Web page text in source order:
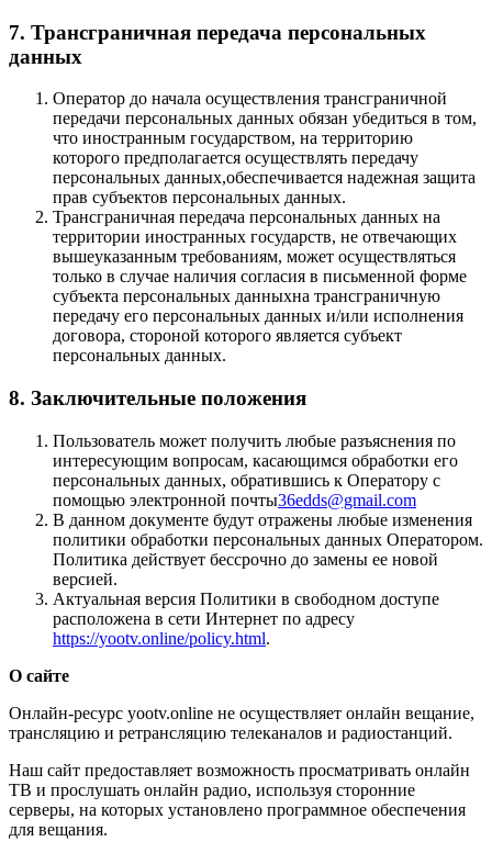
7. Трансграничная передача персональных
данных
Оператор до начала осуществления трансграничной
передачи персональных данных обязан убедиться в том,
что иностранным государством, на территорию
которого предполагается осуществлять передачу
персональных данных,обеспечивается надежная защита
прав субъектов персональных данных.
Трансграничная передача персональных данных на
территории иностранных государств, не отвечающих
вышеуказанным требованиям, может осуществляться
только в случае наличия согласия в письменной форме
субъекта персональных данныхна трансграничную
передачу его персональных данных и/или исполнения
договора, стороной которого является субъект
персональных данных.
8. Заключительные положения
Пользователь может получить любые разъяснения по
интересующим вопросам, касающимся обработки его
персональных данных, обратившись к Оператору с
помощью электронной почты36edds@gmail.com
В данном документе будут отражены любые изменения
политики обработки персональных данных Оператором.
Политика действует бессрочно до замены ее новой
версией.
Актуальная версия Политики в свободном доступе
расположена в сети Интернет по адресу
https://yootv.online/policy.html.
О сайте
Онлайн-ресурс yootv.online не осуществляет онлайн вещание,
трансляцию и ретрансляцию телеканалов и радиостанций.
Наш сайт предоставляет возможность просматривать онлайн
ТВ и прослушать онлайн радио, используя сторонние
серверы, на которых установлено программное обеспечения
для вещания.